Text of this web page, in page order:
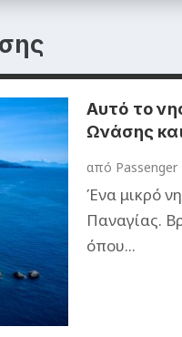
Αυτό το
Ωνάσης
από Passenger
Ένα μικρό
Παναγίας.
όπου...